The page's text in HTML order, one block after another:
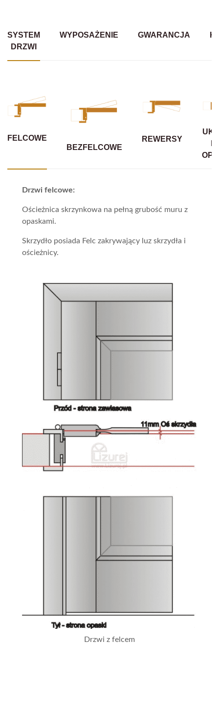
SYSTEM
DRZWI
WYPOSAŻENIE GWARANCJA
FELCOWE
BEZFELCOWE
REWERSY
Drzwi felcowe:
Ościeżnica skrzynkowa na pełną grubość muru z
opaskami.
Skrzydło posiada Felc zakrywający luz skrzydła i
ościeżnicy.
Drzwi z felcem